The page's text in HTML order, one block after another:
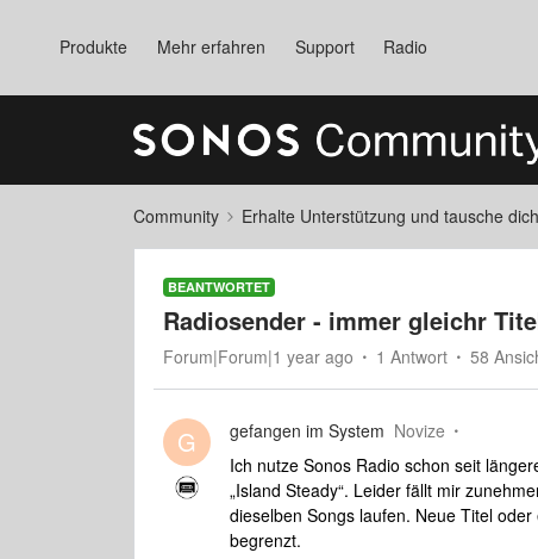
Produkte Mehr erfahren Support Radio
Community Erhalte Unterstützung und tausche
BEANTWORTET
Radiosender - immer gleichr
Forum|Forum|1 year ago 1 Antwort 58
G gefangen im System Novize
Ich nutze Sonos Radio schon seit
„Island Steady“. Leider fällt mir
dieselben Songs laufen. Neue Titel
begrenzt.